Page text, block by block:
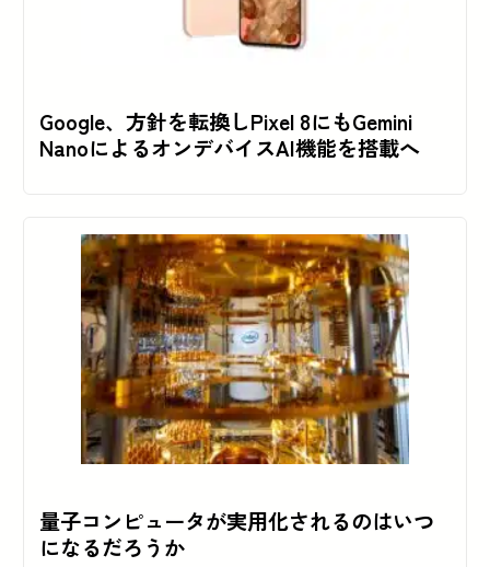
Google、方針を転換しPixel 8にもGemini
NanoによるオンデバイスAI機能を搭載へ
量子コンピュータが実用化されるのはいつ
になるだろうか